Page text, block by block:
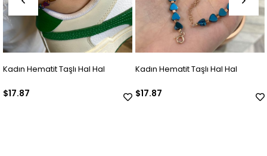
Kadın Hematit Taşlı Hal Hal Kadın Doğal Taşlı Hal